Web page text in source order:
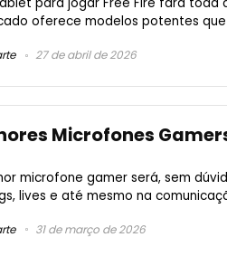
para jogar Free Fire fará toda
oferece modelos potentes
27 de abril de 2026
Microfones
microfone gamer será, sem
lives e até mesmo na
31 de março de 2026